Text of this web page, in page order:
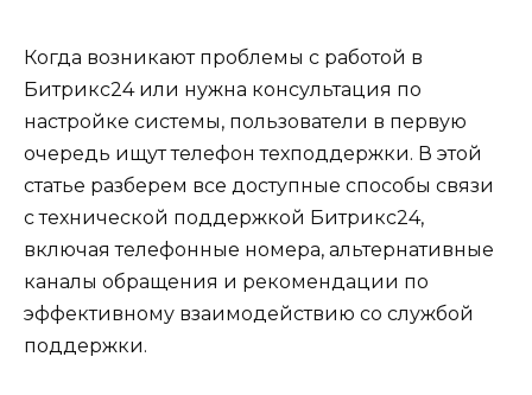
Когда возникают проблемы с работой в
Битрикс24 или нужна консультация по
настройке системы, пользователи в первую
очередь ищут телефон техподдержки. В этой
статье разберем все доступные способы связи
с технической поддержкой Битрикс24,
включая телефонные номера, альтернативные
каналы обращения и рекомендации по
эффективному взаимодействию со службой
поддержки.